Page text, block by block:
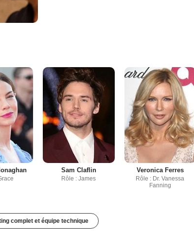
Sam Claflin
Rôle : James
Veronica Ferres
Rôle : Dr. Vanessa
Fanning
complet et équipe technique